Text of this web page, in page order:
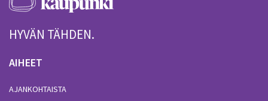
HYVÄN TÄHDEN.
AIHEET
AJANKOHTAISTA